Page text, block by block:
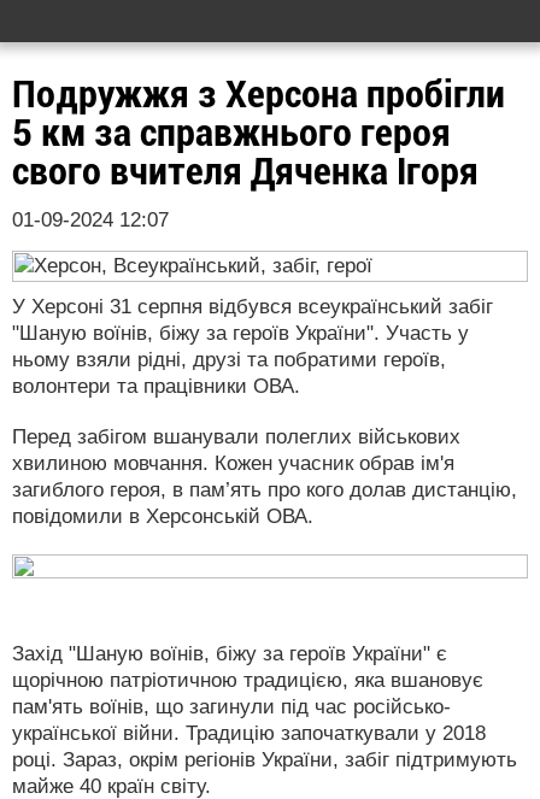
Подружжя з Херсона пробігли
5 км за справжнього героя
свого вчителя Дяченка Ігоря
01-09-2024 12:07
У Херсоні 31 серпня відбувся всеукраїнський забіг
"Шаную воїнів, біжу за героїв України". Участь у
ньому взяли рідні, друзі та побратими героїв,
волонтери та працівники ОВА.
Перед забігом вшанували полеглих військових
хвилиною мовчання. Кожен учасник обрав ім'я
загиблого героя, в пам’ять про кого долав дистанцію,
повідомили в Херсонській ОВА.
Захід "Шаную воїнів, біжу за героїв України" є
щорічною патріотичною традицією, яка вшановує
пам'ять воїнів, що загинули під час російсько-
української війни. Традицію започаткували у 2018
році. Зараз, окрім регіонів України, забіг підтримують
майже 40 країн світу.